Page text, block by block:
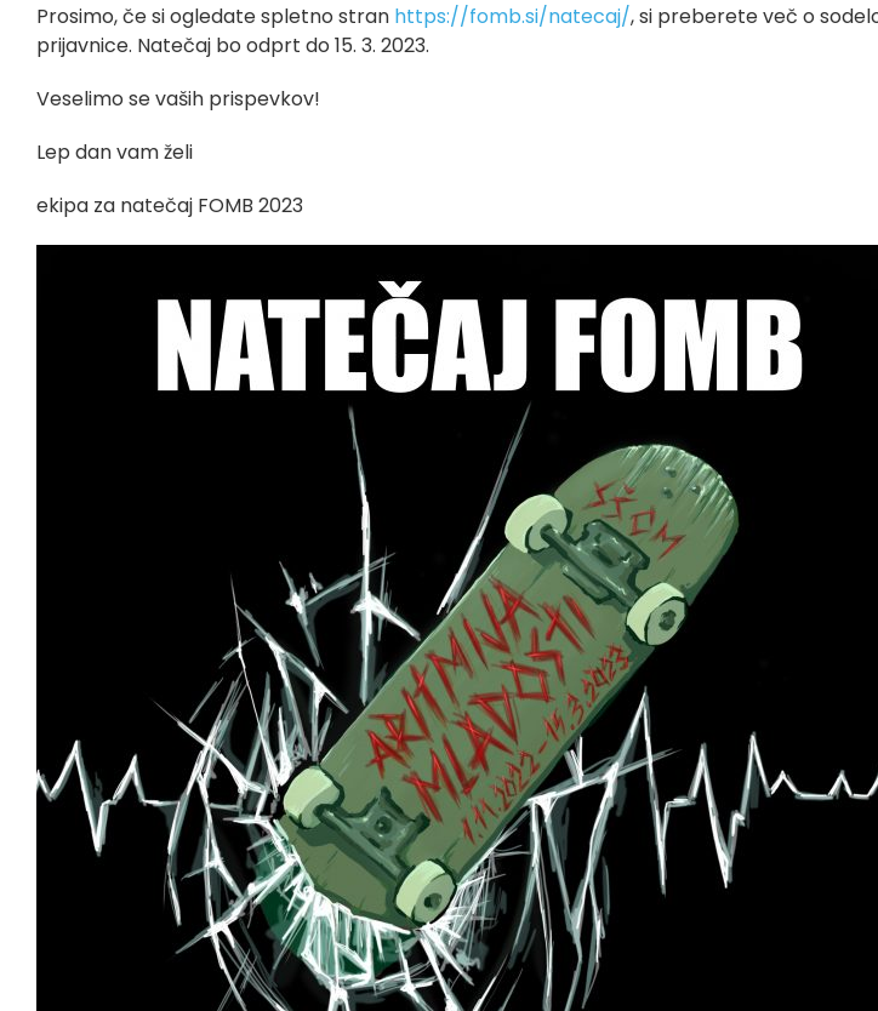
Prosimo, če si ogledate spletno stran https://fomb.si/natecaj/, si preberete več o
prijavnice. Natečaj bo odprt do 15. 3. 2023.
Veselimo se vaših prispevkov!
Lep dan vam želi
ekipa za natečaj FOMB 2023